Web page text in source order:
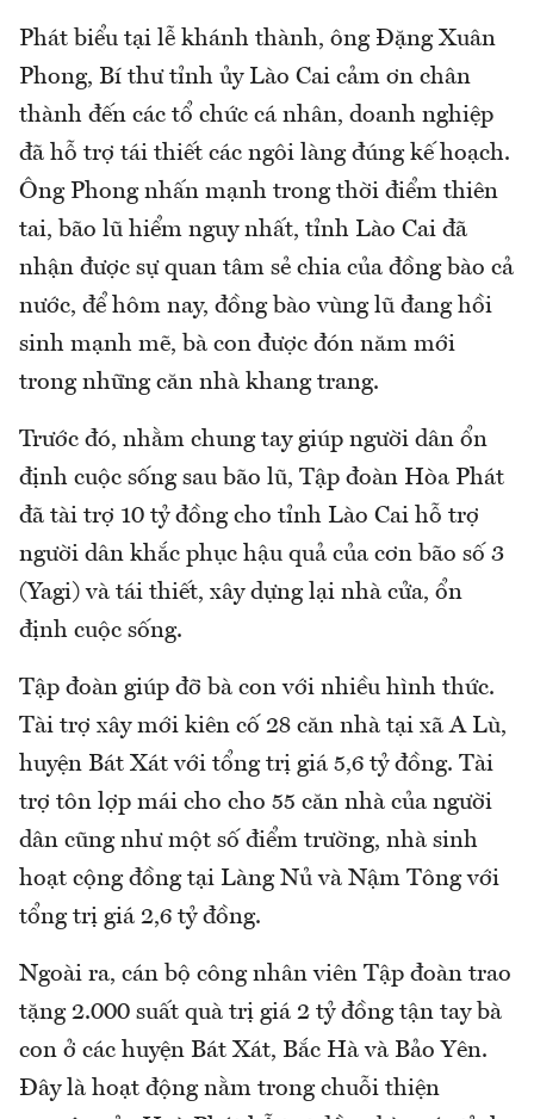
Phát biểu tại lễ khánh thành, ông Đặng Xuân
Phong, Bí thư tỉnh ủy Lào Cai cảm ơn chân
thành đến các tổ chức cá nhân, doanh nghiệp
đã hỗ trợ tái thiết các ngôi làng đúng kế hoạch.
Ông Phong nhấn mạnh trong thời điểm thiên
tai, bão lũ hiểm nguy nhất, tỉnh Lào Cai đã
nhận được sự quan tâm sẻ chia của đồng bào cả
nước, để hôm nay, đồng bào vùng lũ đang hồi
sinh mạnh mẽ, bà con được đón năm mới
trong những căn nhà khang trang.
Trước đó, nhằm chung tay giúp người dân ổn
định cuộc sống sau bão lũ, Tập đoàn Hòa Phát
đã tài trợ 10 tỷ đồng cho tỉnh Lào Cai hỗ trợ
người dân khắc phục hậu quả của cơn bão số 3
(Yagi) và tái thiết, xây dựng lại nhà cửa, ổn
định cuộc sống.
Tập đoàn giúp đỡ bà con với nhiều hình thức.
Tài trợ xây mới kiên cố 28 căn nhà tại xã A Lù,
huyện Bát Xát với tổng trị giá 5,6 tỷ đồng. Tài
trợ tôn lợp mái cho cho 55 căn nhà của người
dân cũng như một số điểm trường, nhà sinh
hoạt cộng đồng tại Làng Nủ và Nậm Tông với
tổng trị giá 2,6 tỷ đồng.
Ngoài ra, cán bộ công nhân viên Tập đoàn trao
tặng 2.000 suất quà trị giá 2 tỷ đồng tận tay bà
con ở các huyện Bát Xát, Bắc Hà và Bảo Yên.
Đây là hoạt động nằm trong chuỗi thiện